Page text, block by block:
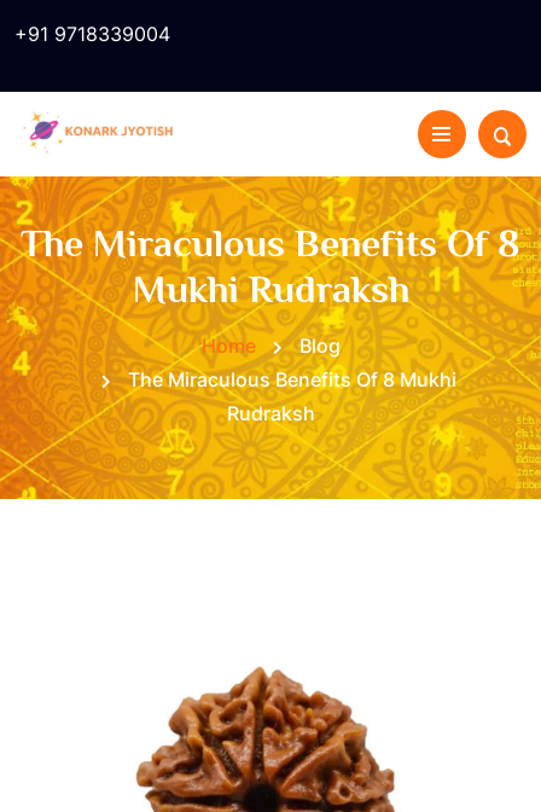
+91 9718339004
The Miraculous Benefits Of 8
Mukhi Rudraksh
Home
Blog
The Miraculous Benefits Of 8 Mukhi
Rudraksh